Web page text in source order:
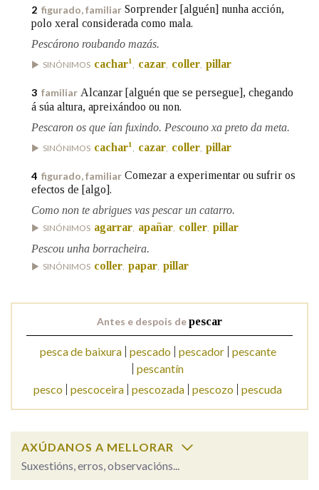
BUSCAR NO CONTIDO
Nas definicións
Nos exemplos
Na fraseoloxía
OUTRAS OPCIÓNS DE BUSCA
LIMPAR BUSCA
2 figurado, familiar Sorprender [alguén] nunha acción,
polo xeral considerada como mala.
Pescárono roubando mazás.
SINÓNIMOS cachar1, cazar, coller, pillar
3 familiar Alcanzar [alguén que se persegue], chegando
á súa altura, apreixándoo ou non.
Pescaron os que ían fuxindo. Pescouno xa preto da meta.
SINÓNIMOS cachar1 cazar coller pillar
4 figurado, familiar Comezar a experimentar ou sufrir os
efectos de [algo].
Como non te abrigues vas pescar un catarro.
SINÓNIMOS agarrar, apañar, coller, pillar
Pescou unha borracheira.
SINÓNIMOS coller, papar, pillar
Antes e despois depescar
pesca de baixura pescado pescador
pescante
pescantín
pesco pescoceira pescozada pescozo pescuda
AXÚDANOS A MELLORAR
Suxestións, erros, observacións...